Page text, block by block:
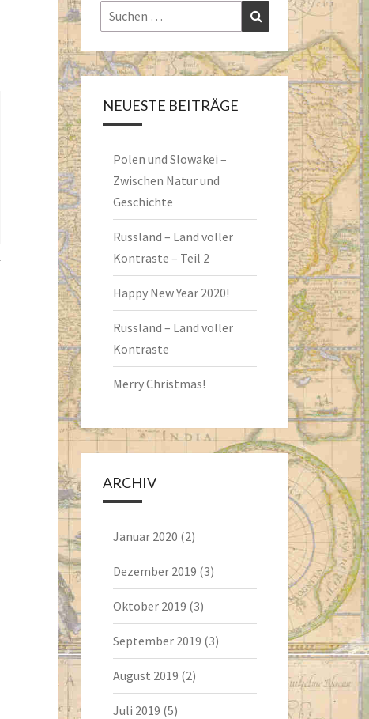
Suchen
nach:
Suchen
NEUESTE BEITRÄGE
Polen und Slowakei –
Zwischen Natur und
Geschichte
Russland – Land voller
Kontraste – Teil 2
Happy New Year 2020!
Russland – Land voller
Kontraste
Merry Christmas!
ARCHIV
Januar 2020 (2)
Dezember 2019 (3)
Oktober 2019 (3)
September 2019 (3)
August 2019 (2)
Juli 2019 (5)